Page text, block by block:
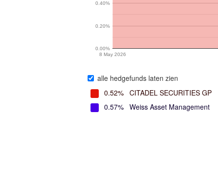
8 May 2026
0.00%
0.20%
0.40%
alle hedgefunds laten zien
0.52% CITADEL SECURITIES GP
0.57% Weiss Asset Management